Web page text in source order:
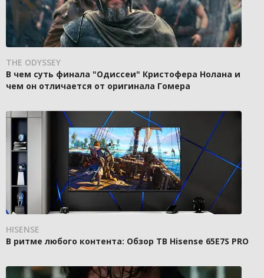
THE ODYSSEY
В чем суть финала "Одиссеи" Кристофера Нолана и
чем он отличается от оригинала Гомера
HISENSE
В ритме любого контента: Обзор ТВ Hisense 65E7S PRO